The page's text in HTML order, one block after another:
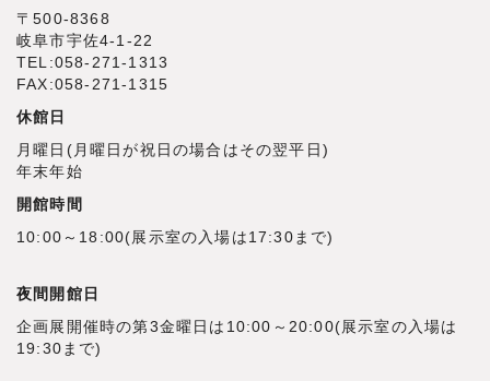
〒500‐8368
岐阜市宇佐4‐1‐22
TEL:058-271-1313
FAX:058-271-1315
休館日
月曜日(月曜日が祝日の場合はその翌平日)
年末年始
開館時間
10:00～18:00(展示室の入場は17:30まで)
夜間開館日
企画展開催時の第3金曜日は10:00～20:00(展示室の入場は
19:30まで)